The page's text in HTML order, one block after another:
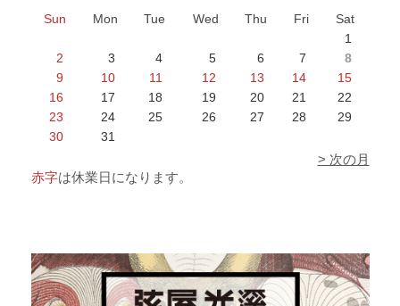
Sun Mon Tue Wed Thu Fri
Sat
1
2
3 4 5 6 7
8
9
10 11 12 13 14
15
16
17 18 19 20 21
22
23
24 25 26 27 28
29
30
31
> 次の月
赤字は休業日になります。